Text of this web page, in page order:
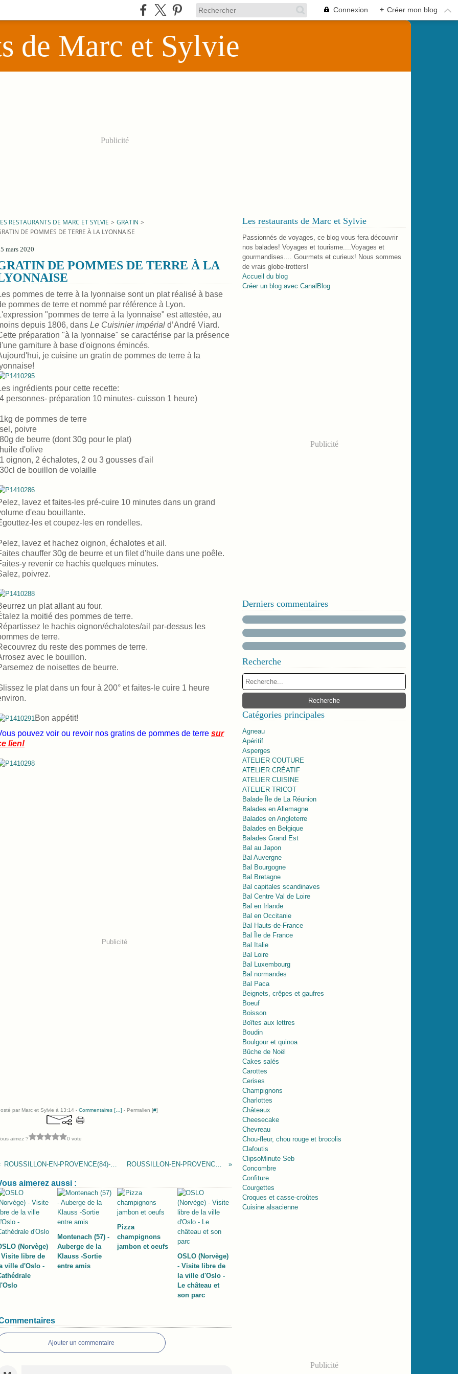
Connexion + Créer mon blog
de Marc et Sylvie
Publicité
RESTAURANTS DE MARC ET SYLVIE > GRATIN >
DE POMMES DE TERRE À LA LYONNAISE
mars 2020
DE POMMES DE TERRE À LA
pommes de terre à la lyonnaise sont un plat réalisé à base
pommes de terre et nommé par référence à Lyon.
"pommes de terre à la lyonnaise" est attestée, au
depuis 1806, dans Le Cuisinier impérial d’André Viard.
préparation "à la lyonnaise" se caractérise par la présence
garniture à base d'oignons émincés.
je cuisine un gratin de pommes de terre à la
ingrédients pour cette recette:
personnes- préparation 10 minutes- cuisson 1 heure)
de pommes de terre
poivre
de beurre (dont 30g pour le plat)
d'olive
oignon, 2 échalotes, 2 ou 3 gousses d'ail
de bouillon de volaille
lavez et faites-les pré-cuire 10 minutes dans un grand
d'eau bouillante.
les et coupez-les en rondelles.
lavez et hachez oignon, échalotes et ail.
chauffer 30g de beurre et un filet d'huile dans une poêle.
y revenir ce hachis quelques minutes.
poivrez.
un plat allant au four.
la moitié des pommes de terre.
le hachis oignon/échalotes/ail par-dessus les
de terre.
du reste des pommes de terre.
avec le bouillon.
de noisettes de beurre.
le plat dans un four à 200° et faites-le cuire 1 heure
Bon appétit!
pouvez voir ou revoir nos gratins de pommes de terre sur
lien!
Publicité
par Marc et Sylvie à 13:14 - Commentaires [ ] - Permalien [#]
aimez ? 0 vote
ROUSSILLON-EN-PROVENCE(84)-Village posé face au Luberon ROUSSILLON-EN-PROVENCE(84)-Église Saint-Michel
aimerez aussi :
(Norvège)
Visite libre de
ville d'Oslo -
Montenach (57) -
Auberge de la
Klauss -Sortie
entre amis
Pizza
champignons
jambon et oeufs
OSLO (Norvège)
- Visite libre de
la ville d'Oslo -
Le château et
son parc
Ajouter un commentaire
Les restaurants de Marc et Sylvie
Passionnés de voyages, ce blog vous fera découvrir
nos balades! Voyages et tourisme....Voyages et
gourmandises.... Gourmets et curieux! Nous sommes
de vrais globe-trotters!
Accueil du blog
Créer un blog avec CanalBlog
Publicité
Derniers commentaires
Recherche
Catégories principales
Agneau
Apéritif
Asperges
ATELIER COUTURE
ATELIER CRÉATIF
ATELIER CUISINE
ATELIER TRICOT
Balade Île de La Réunion
Balades en Allemagne
Balades en Angleterre
Balades en Belgique
Balades Grand Est
Bal au Japon
Bal Auvergne
Bal Bourgogne
Bal Bretagne
Bal capitales scandinaves
Bal Centre Val de Loire
Bal en Irlande
Bal en Occitanie
Bal Hauts-de-France
Bal Île de France
Bal Italie
Bal Loire
Bal Luxembourg
Bal normandes
Bal Paca
Beignets, crêpes et gaufres
Boeuf
Boisson
Boîtes aux lettres
Boudin
Boulgour et quinoa
Bûche de Noël
Cakes salés
Carottes
Cerises
Champignons
Charlottes
Châteaux
Cheesecake
Chevreau
Chou-fleur, chou rouge et brocolis
Clafoutis
ClipsoMinute Seb
Concombre
Confiture
Courgettes
Croques et casse-croûtes
Cuisine alsacienne
Publicité